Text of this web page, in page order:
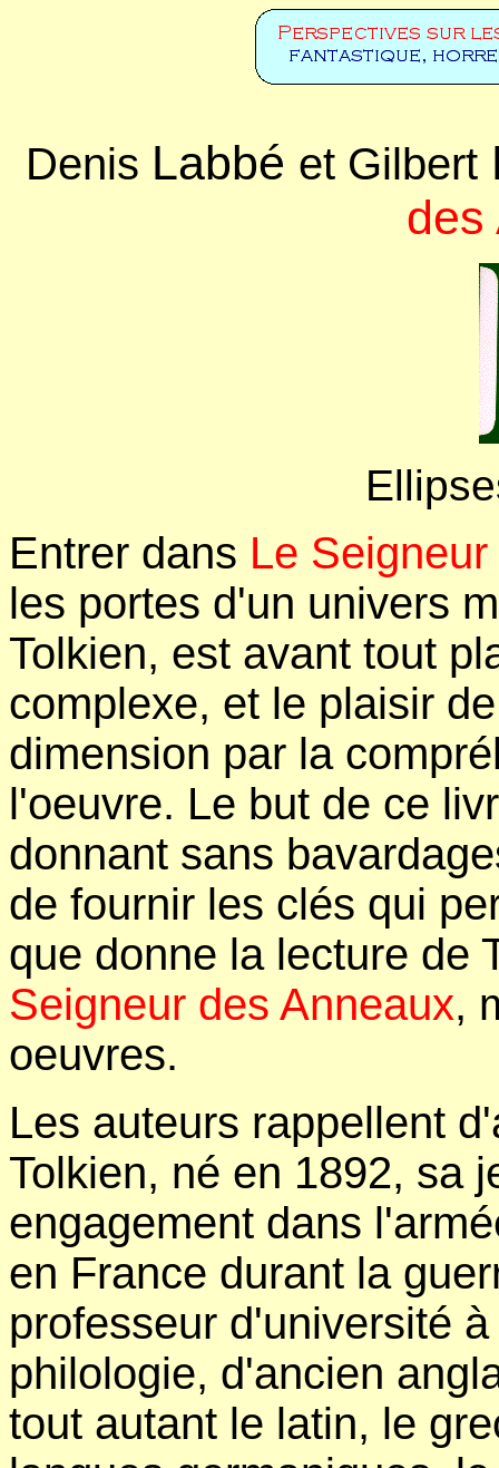
Denis Labbé et Gilbert
des
Entrer dans Le
les portes d'un univers
Tolkien, est avant tout
complexe, et le plaisir
dimension par la
l'oeuvre. Le but de ce
donnant sans
de fournir les clés qui
que donne la lecture de
Seigneur des Anneaux,
oeuvres.
Les auteurs rappellent
Tolkien, né en 1892, sa
engagement dans
en France durant la
professeur d'université
philologie, d'ancien
tout autant le latin, le